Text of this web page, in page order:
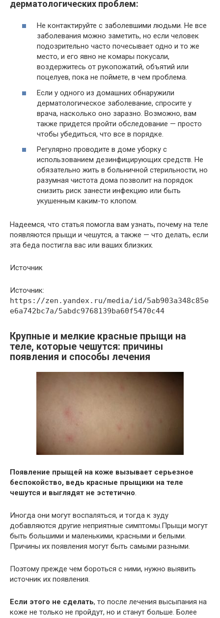
дерматологических проблем:
Не контактируйте с заболевшими людьми. Не все
заболевания можно заметить, но если человек
подозрительно часто почесывает одно и то же
место, и его явно не комары покусали,
воздержитесь от рукопожатий, объятий или
поцелуев, пока не поймете, в чем проблема.
Если у одного из домашних обнаружили
дерматологическое заболевание, спросите у
врача, насколько оно заразно. Возможно, вам
также придется пройти обследование — просто
чтобы убедиться, что все в порядке.
Регулярно проводите в доме уборку с
использованием дезинфицирующих средств. Не
обязательно жить в больничной стерильности, но
разумная чистота дома позволит на порядок
снизить риск занести инфекцию или быть
укушенным каким-то клопом.
Надеемся, что статья помогла вам узнать, почему на теле
появляются прыщи и чешутся, а также — что делать, если
эта беда постигла вас или ваших близких.
Источник
Источник:
https://zen.yandex.ru/media/id/5ab903a348c85e
e6a742bc7a/5abdc9768139ba60f5470c44
Крупные и мелкие красные прыщи на
теле, которые чешутся: причины
появления и способы лечения
Появление прыщей на коже вызывает серьезное
беспокойство, ведь красные прыщики на теле
чешутся и выглядят не эстетично
Иногда они могут воспаляться, и тогда к зуду
добавляются другие неприятные симптомы.Прыщи могут
быть большими и маленькими, красными и белыми.
Причины их появления могут быть самыми разными.
Поэтому прежде чем бороться с ними, нужно выявить
источник их появления.
Если этого не сделать, то после лечения высыпания на
коже не только не пройдут, но и станут больше. Более